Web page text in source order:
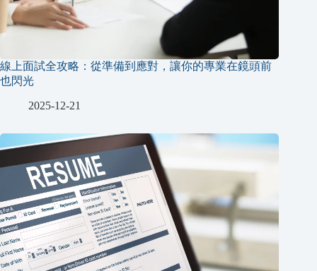
線上面試全攻略：從準備到應對，讓你的專業在鏡頭前
也閃光
2025-12-21